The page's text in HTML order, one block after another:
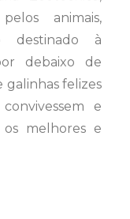
animais,
destinado à
debaixo de
galinhas felizes
e
os melhores e